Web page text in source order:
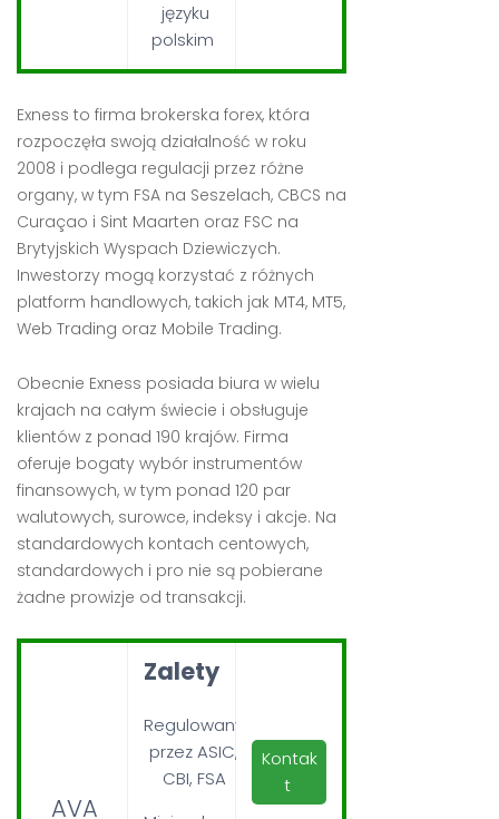
języku
polskim
Exness to firma brokerska forex, która
rozpoczęła swoją działalność w roku
2008 i podlega regulacji przez różne
organy, w tym FSA na Seszelach, CBCS na
Curaçao i Sint Maarten oraz FSC na
Brytyjskich Wyspach Dziewiczych.
Inwestorzy mogą korzystać z różnych
platform handlowych, takich jak MT4, MT5,
Web Trading oraz Mobile Trading.
Obecnie Exness posiada biura w wielu
krajach na całym świecie i obsługuje
klientów z ponad 190 krajów. Firma
oferuje bogaty wybór instrumentów
finansowych, w tym ponad 120 par
walutowych, surowce, indeksy i akcje. Na
standardowych kontach centowych,
standardowych i pro nie są pobierane
żadne prowizje od transakcji.
AVA
Zalety
Regulowany
przez ASIC,
CBI, FSA
Kontak
t